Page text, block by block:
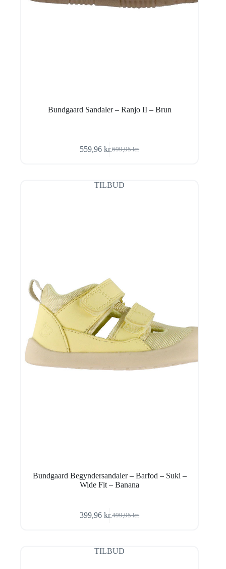
Bundgaard Sandaler – Ranjo II – Brun
699,95kr.
Den
var:
699,95 kr..
559,96kr.Den
er:
559,96 kr..
TILBUD
Bundgaard Begyndersandaler – Barfod – Suki –
Wide Fit – Banana
499,95kr.
Den
var:
499,95 kr..
399,96kr.Den
er:
399,96 kr..
TILBUD